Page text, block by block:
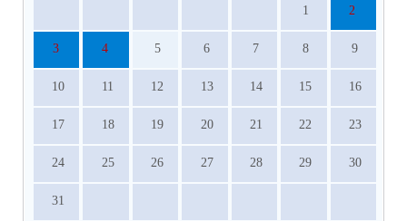
1 2
3 4 5 6 7 8 9
10 11 12 13 14 15 16
17 18 19 20 21 22 23
24 25 26 27 28 29 30
31